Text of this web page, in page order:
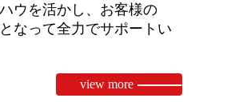
ウを活かし、お客様の
なって全力でサポートい
view more